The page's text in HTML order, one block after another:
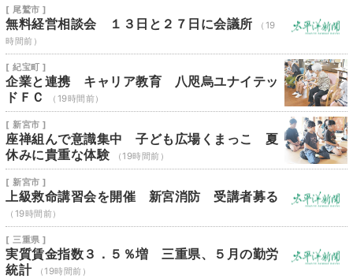
[ 尾鷲市 ]
無料経営相談会 １３日と２７日に会議所
（19
時間前）
[ 紀宝町 ]
企業と連携 キャリア教育 八咫烏ユナイテッ
ドＦＣ
（19時間前）
[ 新宮市 ]
座禅組んで意識集中 子ども広場くまっこ 夏
休みに貴重な体験
（19時間前）
[ 新宮市 ]
上級救命講習会を開催 新宮消防 受講者募る
（19時間前）
[ 三重県 ]
実質賃金指数３．５％増 三重県、５月の勤労
統計
（19時間前）